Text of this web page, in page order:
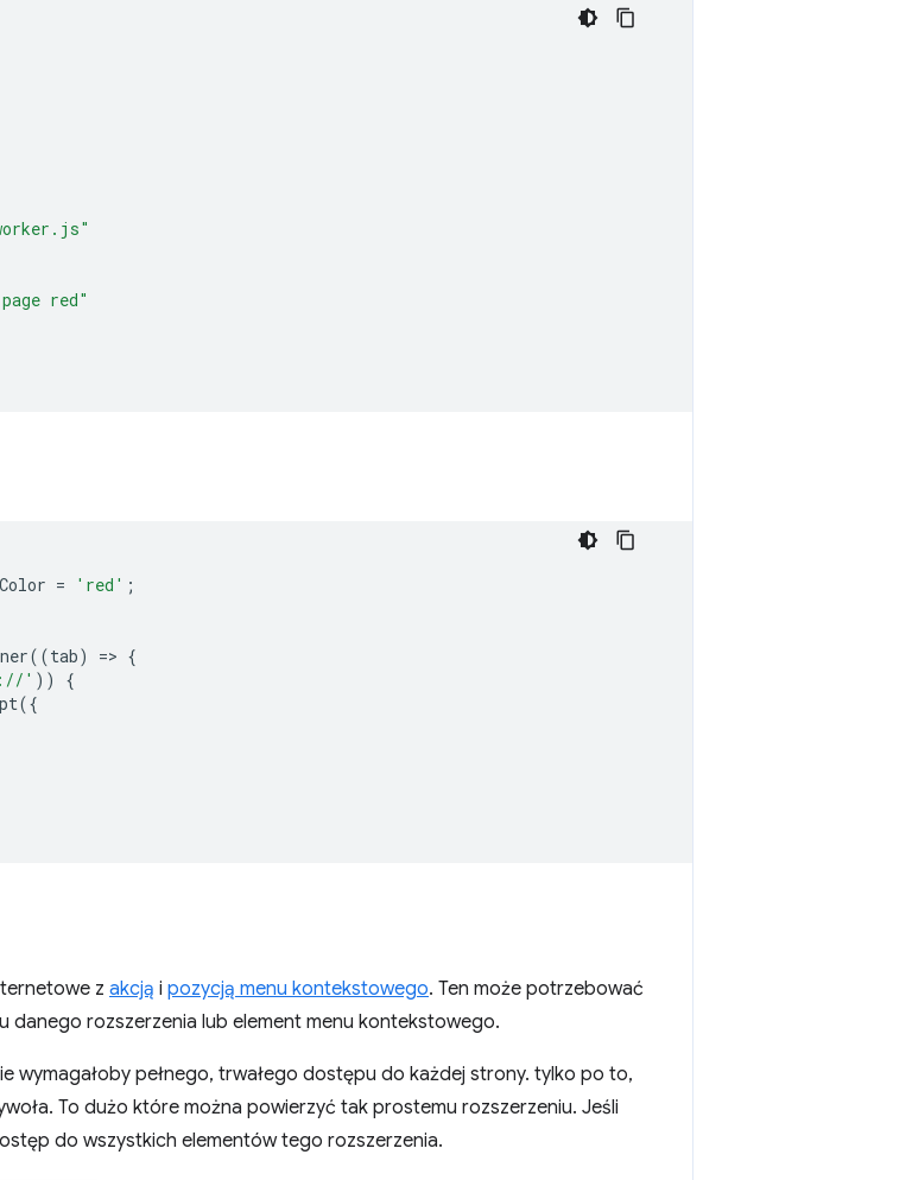
red"
= 'red' ;
((tab) => {
' ))
{
({
z akcją i pozycją menu kontekstowego. Ten może potrzebować
danego rozszerzenia lub element menu kontekstowego.
wymagałoby pełnego, trwałego dostępu do każdej strony. tylko po to,
To dużo które można powierzyć tak prostemu rozszerzeniu. Jeśli
do wszystkich elementów tego rozszerzenia.